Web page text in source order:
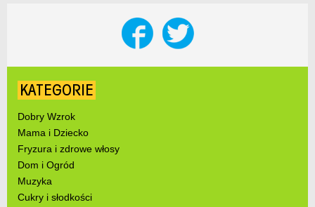
KATEGORIE
Dobry Wzrok
Mama i Dziecko
Fryzura i zdrowe włosy
Dom i Ogród
Muzyka
Cukry i słodkości